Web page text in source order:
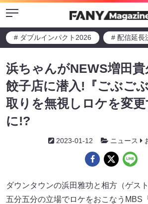
Menu
# ダブルインパクト2026 # 配信延長
浜ちゃんがNEWS増田貴
餃子店に潜入!『ごぶご
取りを無視しロケを変
に!?
2023-01-12 ニュース
ダウンタウンの浜田雅功と相方（ゲス
五分五分の立場でロケをおこなうMBS